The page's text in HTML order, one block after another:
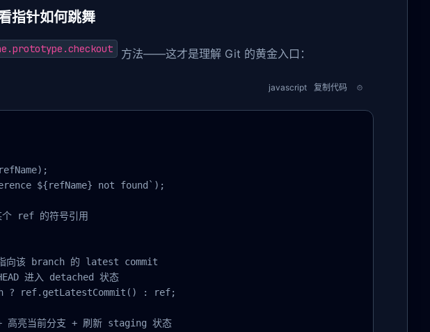
指针如何跳舞
方法——这才是理解 Git 的黄金入口：
javascript 复制代码
${refName} not found`);
ref 的符号引用
向该 branch 的 latest commit
进入 detached 状态
? ref.getLatestCommit() : ref;
高亮当前分支 + 刷新 staging 状态